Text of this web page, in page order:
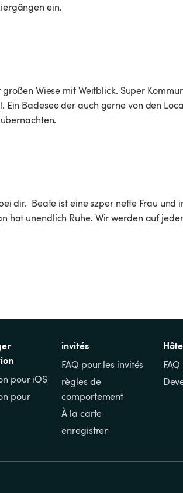
ein.
Wiese mit Weitblick. Super
Ein Badesee der auch gerne von den
dir.  Beate ist eine szper nette Frau
hat unendlich Ruhe. Wir werden auf
pour iOS
pour
invités
FAQ pour les invités
règles de
comportement
À la carte
enregistrer